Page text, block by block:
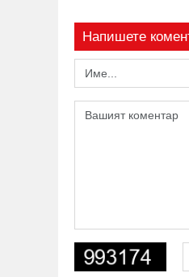
Напишете